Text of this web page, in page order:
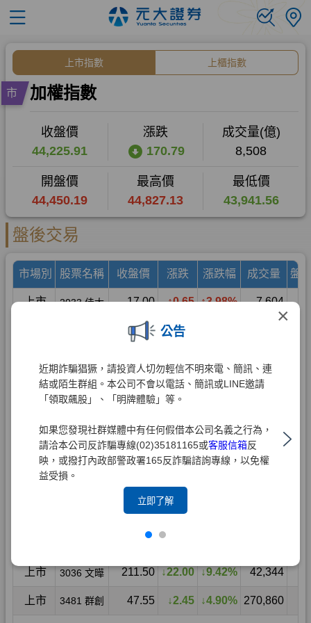
×
公告
近期詐騙猖獗，請投資人切勿輕信不明來電、簡訊、連
結或陌生群組。本公司不會以電話、簡訊或LINE邀請
「領取飆股」、「明牌體驗」等。
如果您發現社群媒體中有任何假借本公司名義之行為，
請洽本公司反詐騙專線(02)35181165或客服信箱反
映，或撥打內政部警政署165反詐騙諮詢專線，以免權
益受損。
立即了解